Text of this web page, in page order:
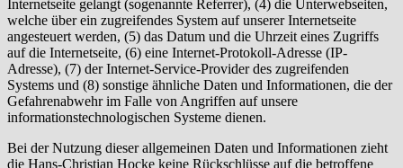
Internetseite gelangt (sogenannte Referrer), (4) die Unterwebseiten,
welche über ein zugreifendes System auf unserer Internetseite
angesteuert werden, (5) das Datum und die Uhrzeit eines Zugriffs
auf die Internetseite, (6) eine Internet-Protokoll-Adresse (IP-
Adresse), (7) der Internet-Service-Provider des zugreifenden
Systems und (8) sonstige ähnliche Daten und Informationen, die der
Gefahrenabwehr im Falle von Angriffen auf unsere
informationstechnologischen Systeme dienen.
Bei der Nutzung dieser allgemeinen Daten und Informationen zieht
die Hans-Christian Hocke keine Rückschlüsse auf die betroffene